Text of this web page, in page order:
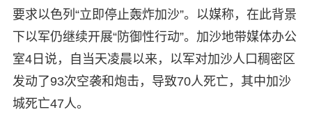
要求以色列“立即停止轰炸加沙”。以媒称，在此背景
下以军仍继续开展“防御性行动”。加沙地带媒体办公
室4日说，自当天凌晨以来，以军对加沙人口稠密区
发动了93次空袭和炮击，导致70人死亡，其中加沙
城死亡47人。